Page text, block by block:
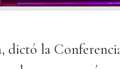
dictó la